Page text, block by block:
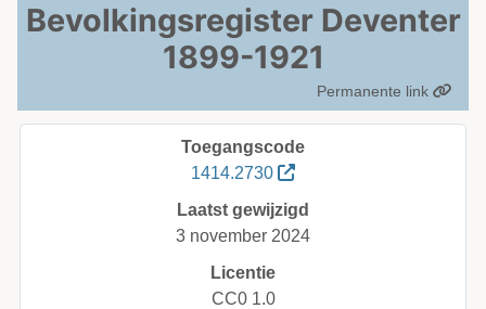
Bevolkingsregister Deventer
1899-1921
Permanente link
Toegangscode
1414.2730
Laatst gewijzigd
3 november 2024
Licentie
CC0 1.0